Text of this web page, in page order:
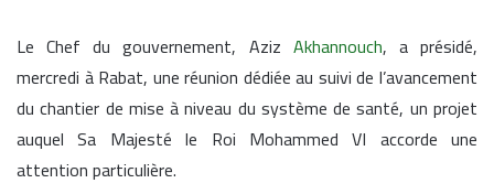
Le Chef du gouvernement, Aziz Akhannouch, a présidé,
mercredi à Rabat, une réunion dédiée au suivi de l’avancement
du chantier de mise à niveau du système de santé, un projet
auquel Sa Majesté le Roi Mohammed VI accorde une
attention particulière.